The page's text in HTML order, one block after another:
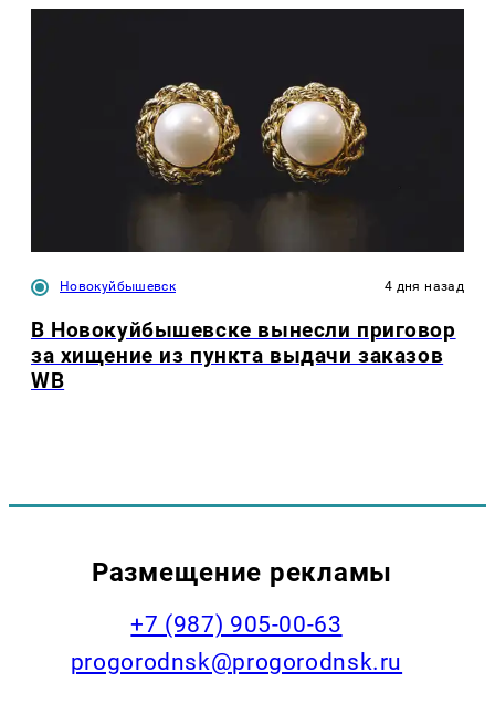
Новокуйбышевск 4 дня назад
В Новокуйбышевске вынесли приговор
за хищение из пункта выдачи заказов
WB
Размещение рекламы
+7 (987) 905-00-63
progorodnsk@progorodnsk.ru